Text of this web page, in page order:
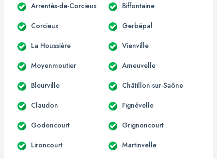
Arrentès-de-Corcieux Biffontaine
Corcieux Gerbépal
La Houssière Vienville
Moyenmoutier Ameuvelle
Bleurville Châtillon-sur-Saône
Claudon Fignévelle
Godoncourt Grignoncourt
Lironcourt Martinvelle